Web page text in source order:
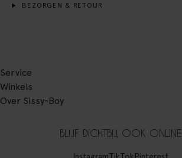
BEZORGEN & RETOUR
Service
Winkels
Over Sissy-Boy
BLIJF DICHTBIJ, OOK ONLINE